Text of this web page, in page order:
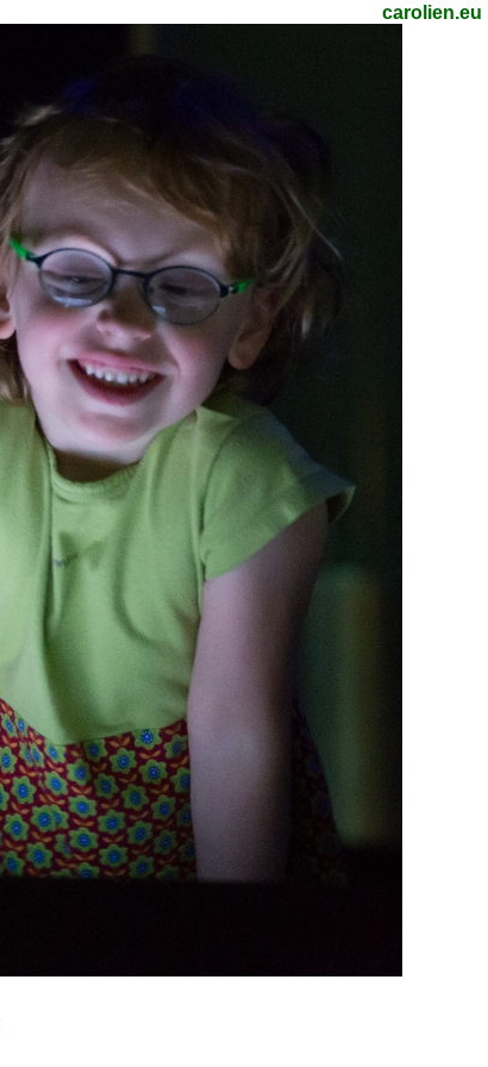
carolien.eu